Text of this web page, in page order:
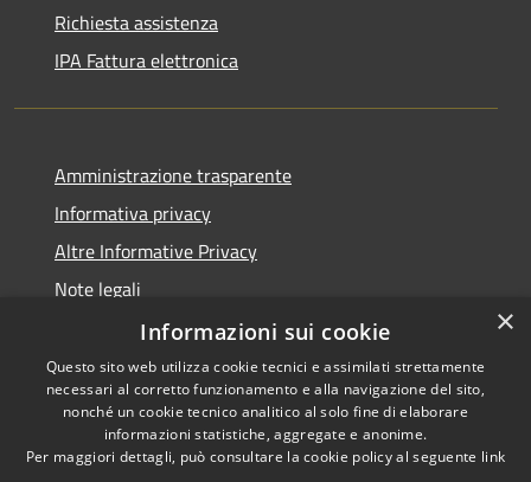
Richiesta assistenza
IPA Fattura elettronica
Amministrazione trasparente
Informativa privacy
Altre Informative Privacy
Note legali
Dichiarazione di accessibilità
RSS
Accessibilità
Copyright © 2026 • Comune di
×
Informazioni sui cookie
Questo sito web utilizza cookie tecnici e assimilati strettamente
necessari al corretto funzionamento e alla navigazione del sito,
nonché un cookie tecnico analitico al solo fine di elaborare
informazioni statistiche, aggregate e anonime.
Per maggiori dettagli, può consultare la cookie policy al seguente link